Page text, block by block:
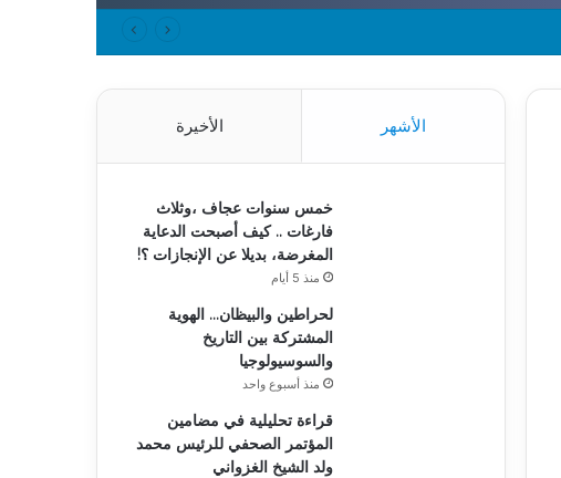
الأشهر الأخيرة
خمس سنوات عجاف ،وثلاث
فارغات .. كيف أصبحت الدعاية
المغرضة، بديلا عن الإنجازات ؟!
منذ 5 أيام
لحراطين والبيظان… الهوية
المشتركة بين التاريخ
والسوسيولوجيا
منذ أسبوع واحد
قراءة تحليلية في مضامين
المؤتمر الصحفي للرئيس محمد
ولد الشيخ الغزواني